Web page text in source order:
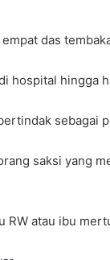
das
hospital hingga
sebagai
saksi yang
atau ibu